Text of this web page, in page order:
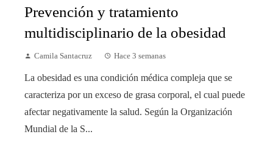
Prevención y tratamiento
multidisciplinario de la obesidad
Camila Santacruz Hace 3 semanas
La obesidad es una condición médica compleja que se
caracteriza por un exceso de grasa corporal, el cual puede
afectar negativamente la salud. Según la Organización
Mundial de la S...